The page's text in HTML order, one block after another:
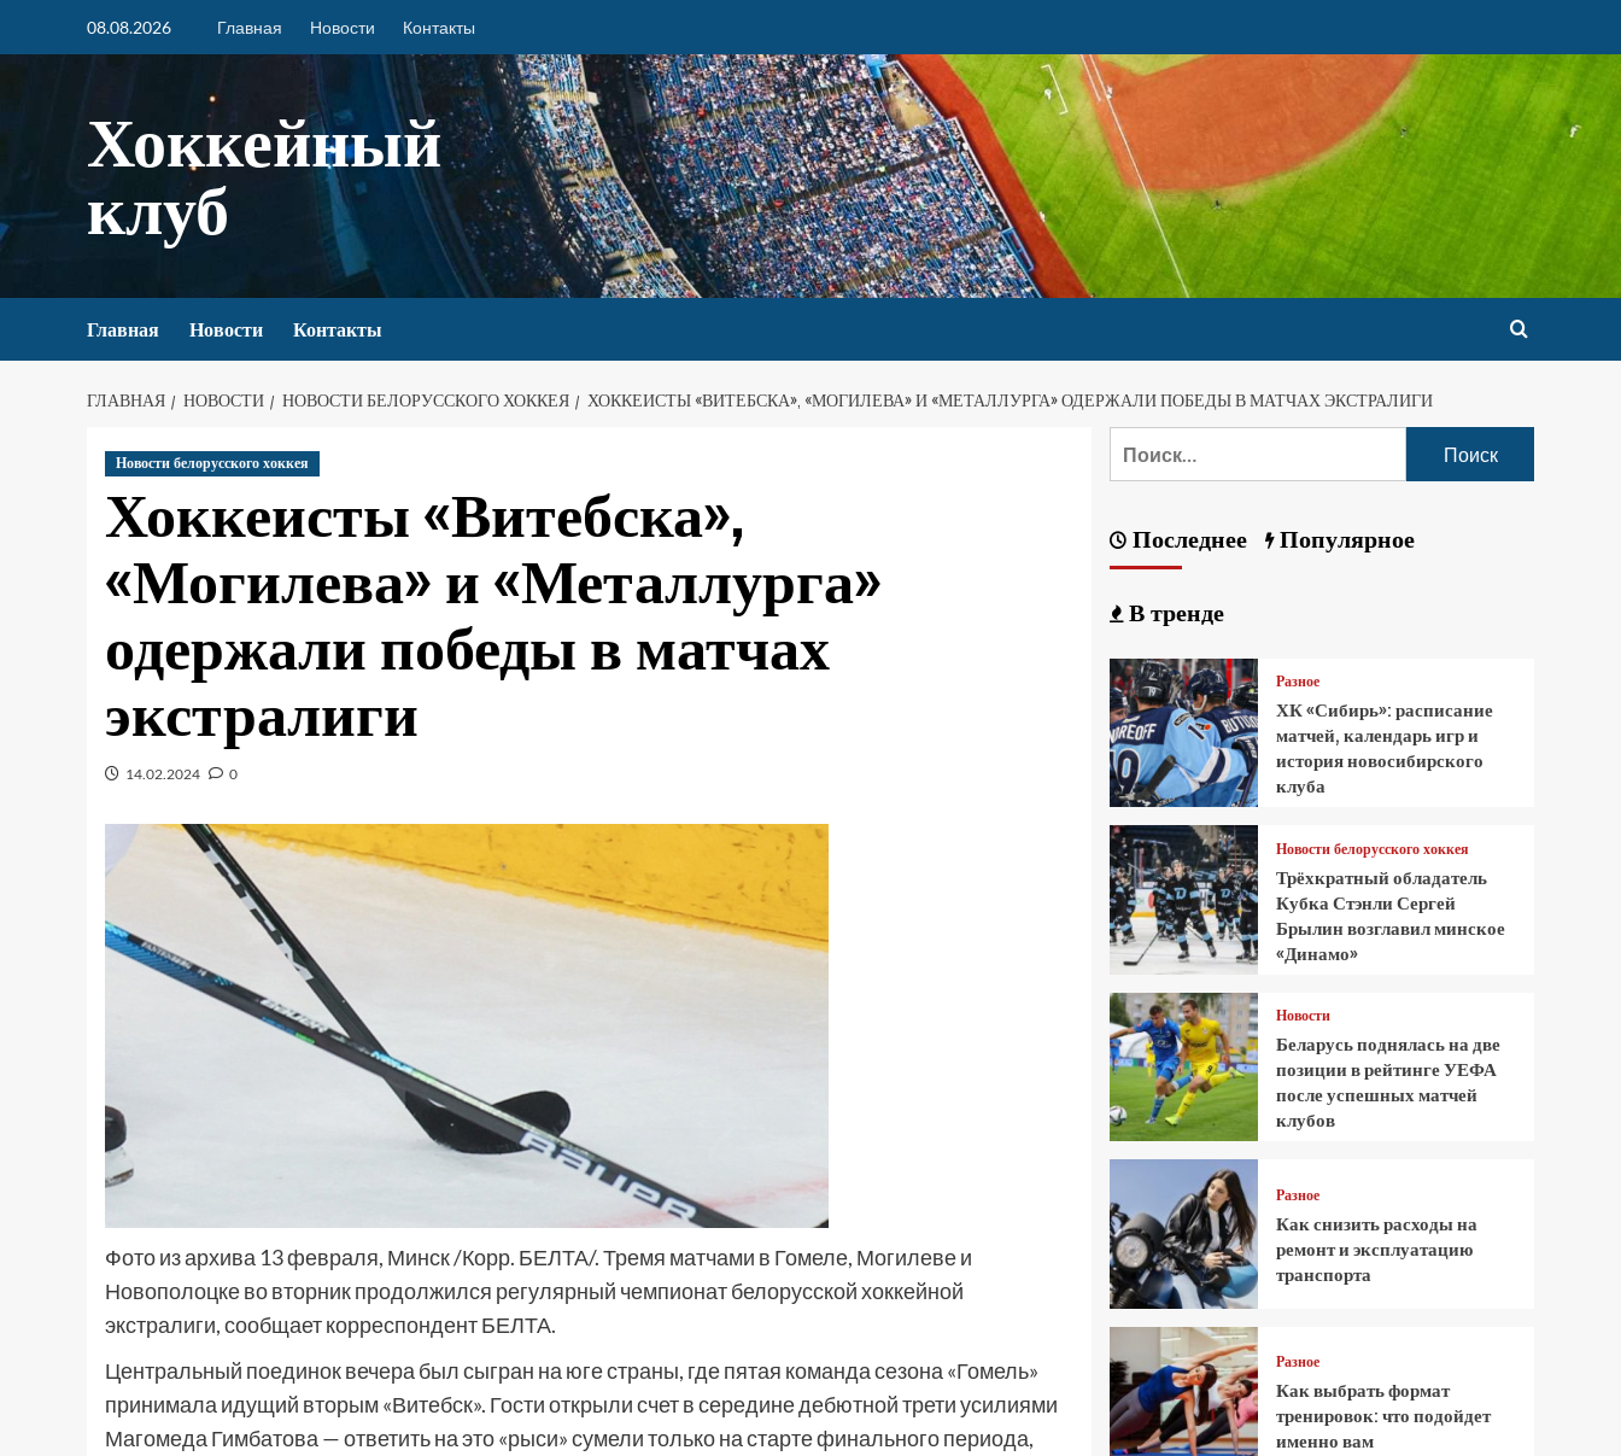
08.08.2026 Главная Новости Контакты
Хоккейный
клуб
Главная Новости Контакты
ГЛАВНАЯ НОВОСТИ НОВОСТИ БЕЛОРУССКОГО ХОККЕЯ ХОККЕИСТЫ «ВИТЕБСКА», «МОГИЛЕВА» И «МЕТАЛЛУРГА» ОДЕРЖАЛИ ПОБЕДЫ В МАТЧАХ ЭКСТРАЛИГИ
Новости белорусского хоккея
Хоккеисты «Витебска»,
«Могилева» и «Металлурга»
одержали победы в матчах
экстралиги
14.02.2024 0
Фото из архива 13 февраля, Минск /Корр. БЕЛТА/. Тремя матчами в Гомеле, Могилеве и
Новополоцке во вторник продолжился регулярный чемпионат белорусской хоккейной
экстралиги, сообщает корреспондент БЕЛТА.
Центральный поединок вечера был сыгран на юге страны, где пятая команда сезона «Гомель»
принимала идущий вторым «Витебск». Гости открыли счет в середине дебютной трети усилиями
Магомеда Гимбатова — ответить на это «рыси» сумели только на старте финального периода,
Последнее Популярное
В тренде
Разное
ХК «Сибирь»: расписание
матчей, календарь игр и
история новосибирского
клуба
Новости белорусского хоккея
Трёхкратный обладатель
Кубка Стэнли Сергей
Брылин возглавил минское
«Динамо»
Новости
Беларусь поднялась на две
позиции в рейтинге УЕФА
после успешных матчей
клубов
Разное
Как снизить расходы на
ремонт и эксплуатацию
транспорта
Разное
Как выбрать формат
тренировок: что подойдет
именно вам